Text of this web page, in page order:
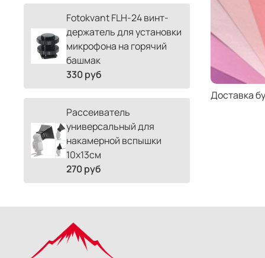
Доставка
Fotokvant FLH-24 винт-
держатель для установки
микрофона на горячий
башмак
330 руб
Рассеиватель
универсальный для
накамерной вспышки
10х13см
270 руб